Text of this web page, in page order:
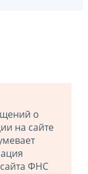
о
на сайте
ФНС